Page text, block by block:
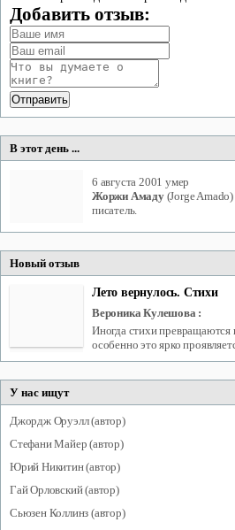
Добавить отзыв:
В этот день ...
6 августа 2001 умер
Жоржи Амаду(Jorge Amado)
писатель.
Новый отзыв
Лето вернулось. Стихи
Вероника Кулешова :
Иногда стихи превращаются
особенно это ярко
У нас ищут
Джордж Оруэлл(автор)
СтефаниМайер (автор)
Юрий Никитин(автор)
ГайОрловский(автор)
Сьюзен Коллинз (автор)